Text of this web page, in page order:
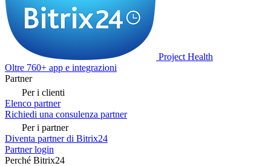
Project Health
Oltre 760+ app e integrazioni
Partner
Per i clienti
Elenco partner
Richiedi una consulenza partner
Per i partner
Diventa partner di Bitrix24
Partner login
Perché Bitrix24